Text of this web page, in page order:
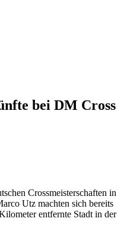
bei DM Cross
Crossmeisterschaften in
Utz machten sich bereits
entfernte Stadt in der